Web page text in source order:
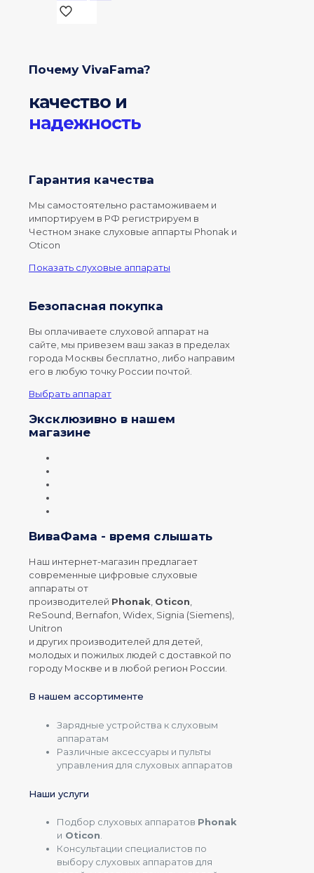
цена
Текущая
Почему VivaFama?
качество и
надежность
Гарантия качества
Мы самостоятельно растаможиваем и
импортируем в РФ регистрируем в
Честном знаке слуховые аппарты Phonak и
Oticon
Показать слуховые аппараты
Безопасная покупка
Вы оплачиваете слуховой аппарат на
сайте, мы привезем ваш заказ в пределах
города Москвы бесплатно, либо направим
его в любую точку России почтой.
Выбрать аппарат
Эксклюзивно в нашем
магазине
ВиваФама - время слышать
Наш интернет-магазин предлагает
современные цифровые слуховые
аппараты от
производителей Phonak Oticon
ReSound, Bernafon, Widex, Signia (Siemens),
Unitron
и других производителей для детей,
молодых и пожилых людей с доставкой по
городу Москве и в любой регион России.
В нашем ассортименте
Зарядные устройства к слуховым
аппаратам
Различные аксессуары и пульты
управления для слуховых аппаратов
Наши услуги
Подбор слуховых аппаратов Phonak
и Oticon.
Консультации специалистов по
выбору слуховых аппаратов для